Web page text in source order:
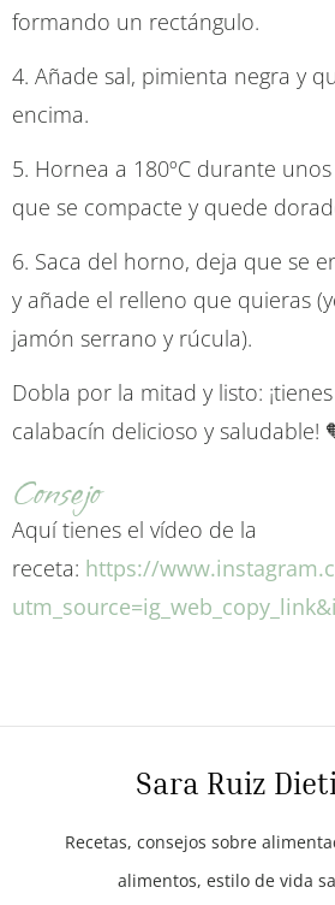
formando un rectángulo.
4. Añade sal, pimienta negra y
encima.
5. Hornea a 180ºC durante
que se compacte y quede
6. Saca del horno, deja que se
y añade el relleno que quieras
jamón serrano y rúcula).
Dobla por la mitad y listo:
calabacín delicioso y saludable!
Consejo
Aquí tienes el vídeo de la
receta: https://
Sara Ruiz
Recetas, consejos sobre
alimentos, estilo de vida